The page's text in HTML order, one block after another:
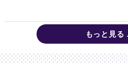
もっと見る